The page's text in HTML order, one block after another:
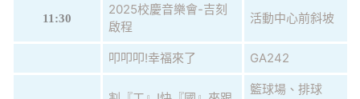
11:30
2025校慶音樂會-吉刻
啟程
活動中心前斜坡
叩叩叩!幸福來了 GA242
籃球場、排球